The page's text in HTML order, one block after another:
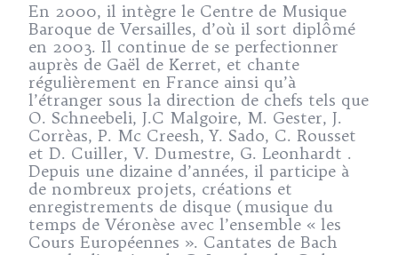
CONTACT
En 2000, il intègre le Centre de Musique
Baroque de Versailles, d’où il sort diplômé
en 2003. Il continue de se perfectionner
auprès de Gaël de Kerret, et chante
régulièrement en France ainsi qu’à
l’étranger sous la direction de chefs tels que
O. Schneebeli, J.C Malgoire, M. Gester, J.
Corrèas, P. Mc Creesh, Y. Sado, C. Rousset
et D. Cuiller, V. Dumestre, G. Leonhardt .
Depuis une dizaine d’années, il participe à
de nombreux projets, créations et
enregistrements de disque (musique du
temps de Véronèse avec l’ensemble « les
Cours Européennes ». Cantates de Bach